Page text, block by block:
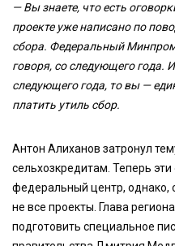
— Вы знаете, что есть
проекте уже написано по
сбора. Федеральный Минпром
говоря, со следующего года.
следующего года, то вы —
платить утиль сбор.
Антон Алиханов затронул
сельхозкредитам. Теперь
федеральный центр, однако,
не все проекты. Глава
подготовить специальное